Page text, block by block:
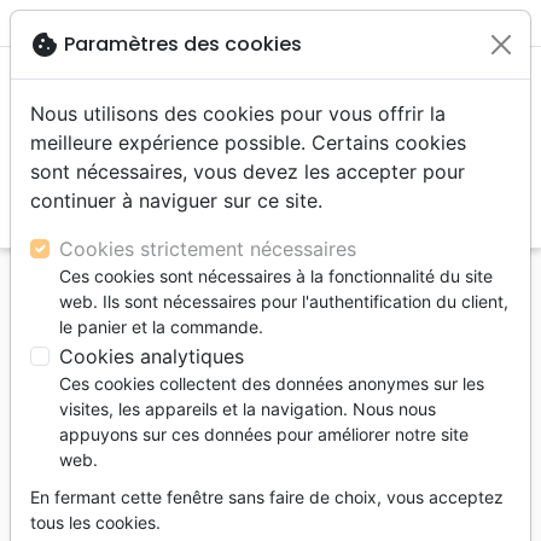
menu
Accueil Jeunesse CD Jeunesse
CD Jeunesse
Filtrer tune
CD Enfants
cookie Paramètres des cookies
Nous utilisons des cookies pour vous offrir la
meilleure expérience possible. Certains cookies
sont nécessaires, vous devez les accepter pour
continuer à naviguer sur ce site.
Cookies strictement nécessaires
Ces cookies sont nécessaires à la fonctionnalité du site
web. Ils sont nécessaires pour l'authentification du client,
le panier et la commande.
Cookies analytiques
Ces cookies collectent des données anonymes sur les
visites, les appareils et la navigation. Nous nous
appuyons sur ces données pour améliorer notre site
web.
En fermant cette fenêtre sans faire de choix, vous acceptez
tous les cookies.